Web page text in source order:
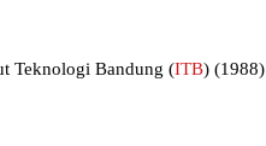
Teknologi Bandung (ITB) (1988)